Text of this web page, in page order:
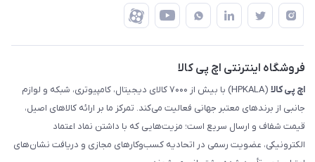
ضمانت اصالت کالا
رهگیری مرسولات چاپار
رهگیری مرسولات ماهکس
درباره ما
تماس با ما
فروشگاه اینترنتی اچ پی کالا
اچ‌ پی‌ کالا
(HPKALA) با بیش از ۷۰۰۰ کالای دیجیتال، کامپیوتری، شبکه و لوازم
جانبی از برندهای معتبر جهانی فعالیت می‌کند. تمرکز ما بر ارائه کالاهای اصیل،
قیمت شفاف و ارسال سریع است؛ مزیت‌هایی که با داشتن نماد اعتماد
الکترونیکی، عضویت رسمی در اتحادیه کسب‌وکارهای مجازی و دریافت نشان‌های